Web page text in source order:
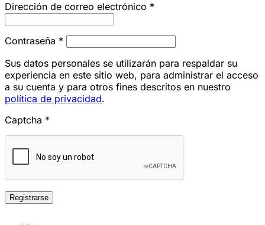
Dirección de correo electrónico *
Contraseña *
Sus datos personales se utilizarán para respaldar su
experiencia en este sitio web, para administrar el acceso
a su cuenta y para otros fines descritos en nuestro
política de privacidad.
Captcha *
Registrarse